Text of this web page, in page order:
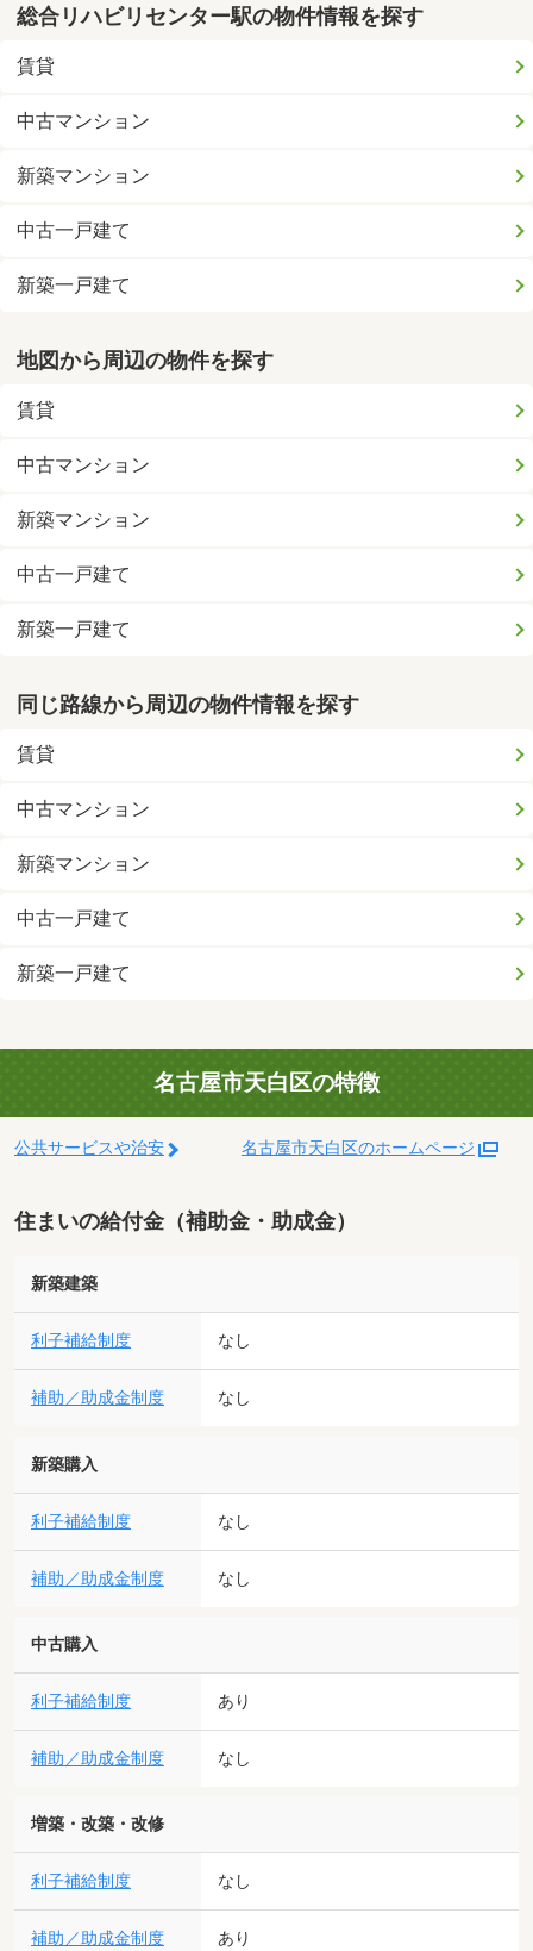
総合リハビリセンター駅の物件情報を探す
賃貸
中古マンション
新築マンション
中古一戸建て
新築一戸建て
地図から周辺の物件を探す
賃貸
中古マンション
新築マンション
中古一戸建て
新築一戸建て
同じ路線から周辺の物件情報を探す
賃貸
中古マンション
新築マンション
中古一戸建て
新築一戸建て
名古屋市天白区の特徴
公共サービスや治安 名古屋市天白区のホームページ
住まいの給付金（補助金・助成金）
新築建築
利子補給制度 なし
補助／助成金制度 なし
新築購入
利子補給制度 なし
補助／助成金制度 なし
中古購入
利子補給制度 あり
補助／助成金制度 なし
増築・改築・改修
利子補給制度 なし
補助／助成金制度 あり